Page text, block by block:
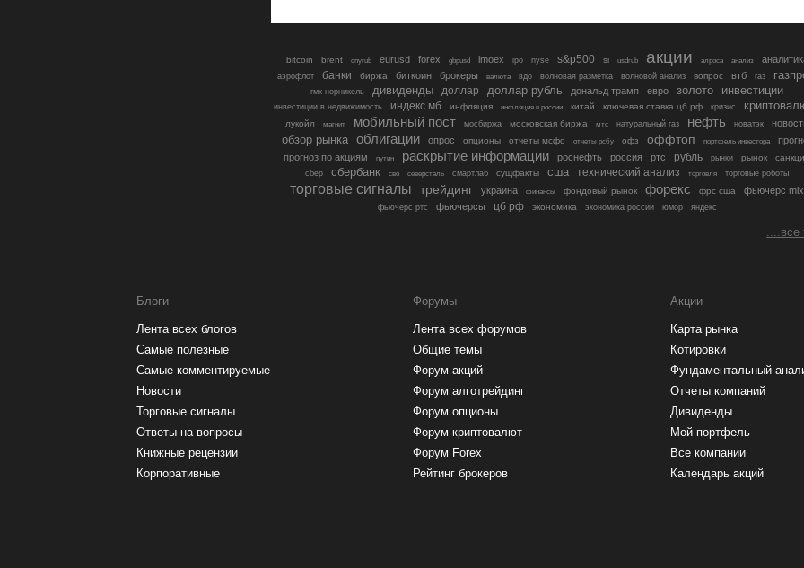
bitcoin brent cnyrub eurusd forex gbpusd imoex ipo nyse s&p500 si usdrub акции алроса анализ
аэрофлот банки биржа биткоин брокеры валюта вдо волновая разметка волновой анализ вопрос втб газ
гмк норникель дивиденды доллар доллар рубль дональд трамп евро золото инвестиции
инвестиции в недвижимость индекс мб инфляция инфляция в россии китай ключевая ставка цб рф кризис
лукойл магнит мобильный пост мосбиржа московская биржа мтс натуральный газ нефть новатэк
обзор рынка облигации опрос опционы отчеты мсфо отчеты рсбу офз оффтоп портфель инвестора
прогноз по акциям
путин раскрытие информации роснефть россия ртс рубль рынки рынок
сбер сбербанк сво северсталь смартлаб сущфакты сша технический анализ торговля торговые роботы
торговые сигналы трейдинг украина финансы фондовый рынок форекс фрс сша фьючерс mix
фьючерс ртс фьючерсы цб рф экономика экономика россии юмор яндекс
....все
Блоги
Лента всех блогов
Самые полезные
Самые комментируемые
Новости
Торговые сигналы
Ответы на вопросы
Книжные рецензии
Корпоративные
Форумы
Лента всех форумов
Общие темы
Форум акций
Форум алготрейдинг
Форум опционы
Форум криптовалют
Форум Forex
Рейтинг брокеров
Акции
Карта рынка
Котировки
Фундаментальный
Отчеты компаний
Дивиденды
Мой портфель
Все компании
Календарь акций